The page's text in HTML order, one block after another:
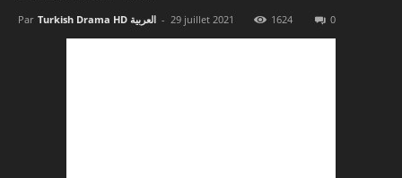
Par Turkish Drama HD العربية - 29 juillet 2021 1624 0